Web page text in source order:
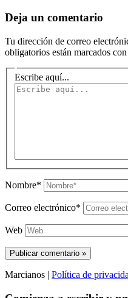
Deja un comentario
Tu dirección de correo
obligatorios están marcados con
Escribe aquí...
Nombre*
Correo electrónico*
Web
Marcianos | Política de